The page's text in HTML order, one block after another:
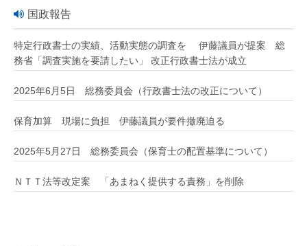
国政報告
特定行政書士の実績、活動実態の調査を 伊藤議員が提案 総
務省「調査実施を要請したい」 改正行政書士法が成立
2025年6月5日 総務委員会（行政書士法の改正について）
保育加算 現場に負担 伊藤議員が要件撤廃迫る
2025年5月27日 総務委員会（保育士の配置基準について）
ＮＴＴ法等改定案 「あまねく提供する責務」を削除